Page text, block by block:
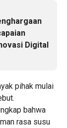
Digital
pihak mulai
bahwa
rasa susu